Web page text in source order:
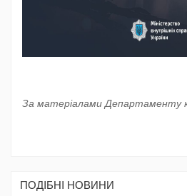
За матеріалами Департаменту
ПОДIБНI НОВИНИ